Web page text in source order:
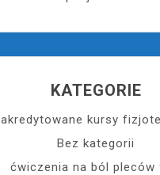
KATEGORIE
akredytowane kursy
Bez kategorii
ćwiczenia na ból pleców